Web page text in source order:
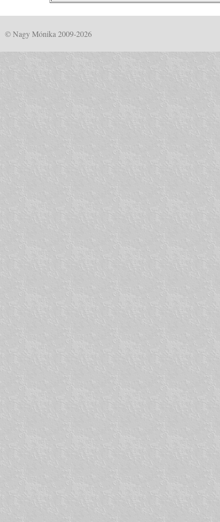
© Nagy Mónika 2009-2026